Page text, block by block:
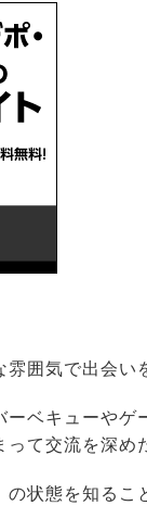
囲気で出会い
ベキューやゲ
て交流を深め
状態を知るこ